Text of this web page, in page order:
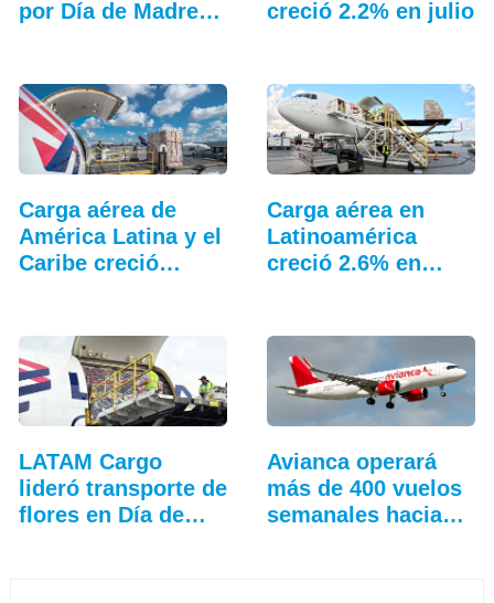
por Día de Madres
creció 2.2% en julio
Carga aérea de
América Latina y el
Caribe creció…
Carga aérea en
Latinoamérica
creció 2.6% en
LATAM Cargo
lideró transporte de
flores en Día de…
Avianca operará
más de 400 vuelos
semanales hacia…